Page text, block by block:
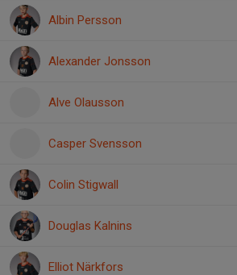
Albin Persson
Alexander Jonsson
Alve Olausson
Casper Svensson
Colin Stigwall
Douglas Kalnins
Elliot Närkfors